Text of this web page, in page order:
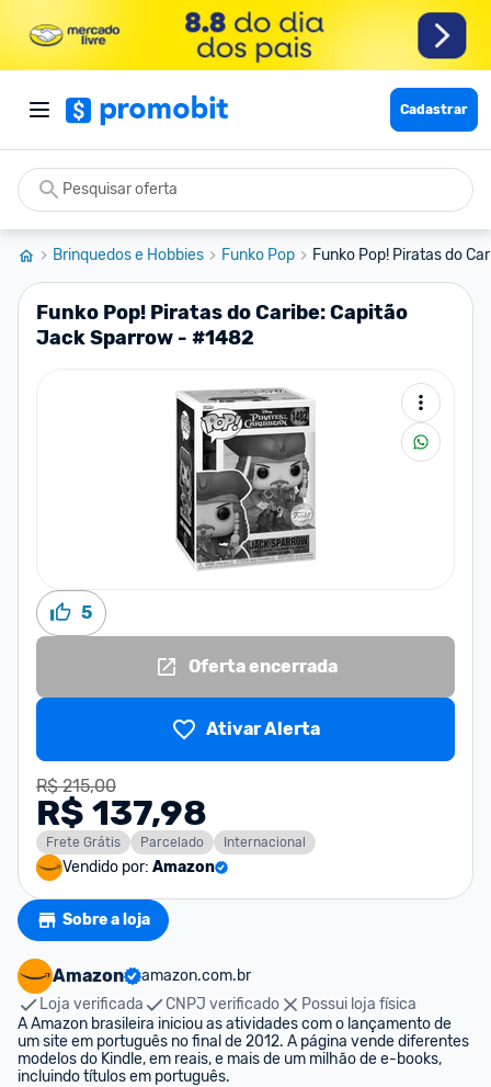
Cadastrar
Brinquedos e Hobbies Funko Pop Funko Pop! Piratas do
Funko Pop! Piratas do Caribe: Capitão
Jack Sparrow - #1482
5
Oferta encerrada
Ativar Alerta
R$ 215,00
R$ 137,98
Frete Grátis Parcelado Internacional
Vendido por: Amazon
Sobre a loja
Amazon
amazon.com.br
Loja verificada
CNPJ verificado
Possui loja física
A Amazon brasileira iniciou as atividades com o lançamento de
um site em português no final de 2012. A página vende diferentes
modelos do Kindle, em reais, e mais de um milhão de e-books,
incluindo títulos em português.